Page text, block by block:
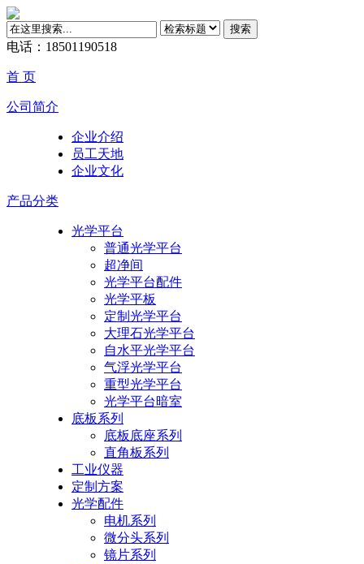
搜索
电话：18501190518
首 页
公司简介
企业介绍
员工天地
企业文化
产品分类
光学平台
普通光学平台
超净间
光学平台配件
光学平板
定制光学平台
大理石光学平台
自水平光学平台
气浮光学平台
重型光学平台
光学平台暗室
底板系列
底板底座系列
直角板系列
工业仪器
定制方案
光学配件
电机系列
微分头系列
镜片系列